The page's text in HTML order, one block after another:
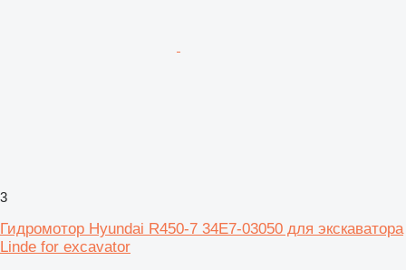
3
Гидромотор Hyundai R450-7 34E7-03050 для экскаватора
Linde for excavator